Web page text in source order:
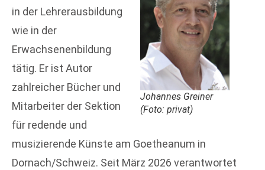
Johannes Greiner
(Foto: privat)
in der Lehrerausbildung
wie in der
Erwachsenenbildung
tätig. Er ist Autor
zahlreicher Bücher und
Mitarbeiter der Sektion
für redende und
musizierende Künste am Goetheanum in
Dornach/Schweiz. Seit März 2026 verantwortet